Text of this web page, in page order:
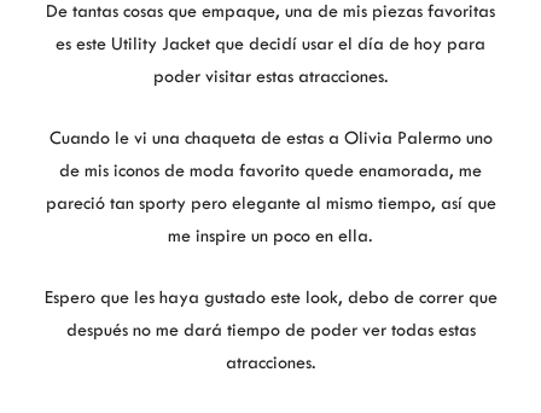
De tantas cosas que empaque, una de mis piezas favoritas
es este Utility Jacket que decidí usar el día de hoy para
poder visitar estas atracciones.
Cuando le vi una chaqueta de estas a Olivia Palermo uno
de mis iconos de moda favorito quede enamorada, me
pareció tan sporty pero elegante al mismo tiempo, así que
me inspire un poco en ella.
Espero que les haya gustado este look, debo de correr que
después no me dará tiempo de poder ver todas estas
atracciones.